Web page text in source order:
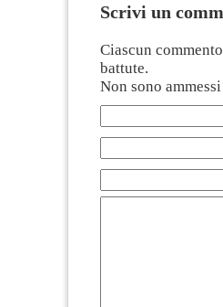
Scrivi un
Ciascun
battute.
Non sono